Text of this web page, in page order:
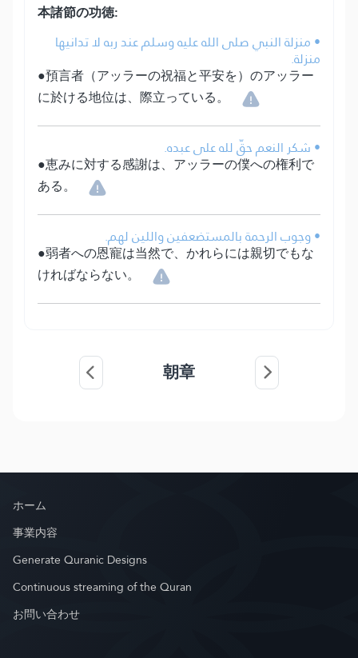
本諸節の功徳:
• منزلة النبي صلى الله عليه وسلم عند ربه لا تدانيها
منزلة.
●預言者（アッラーの祝福と平安を）のアッラー
に於ける地位は、際立っている。
• شكر النعم حقّ لله على عبده.
●恵みに対する感謝は、アッラーの僕への権利で
ある。
• وجوب الرحمة بالمستضعفين واللين لهم.
●弱者への恩寵は当然で、かれらには親切でもな
ければならない。
朝章
ホーム
事業内容
Generate Quranic Designs
Continuous streaming of the Quran
お問い合わせ